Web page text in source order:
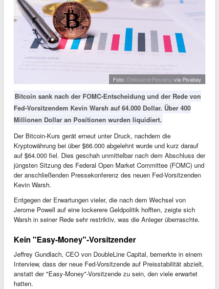
Foto: OleksandrPidvalnyivia Pixabay
Bitcoin sank nach der FOMC-Entscheidung und der Rede von
Fed-Vorsitzendem Kevin Warsh auf 64.000 Dollar. Über 400
Millionen Dollar an Positionen wurden liquidiert.
Der Bitcoin-Kurs gerät erneut unter Druck, nachdem die
Kryptowährung bei über $66.000 abgelehnt wurde und kurz darauf
auf $64.000 fiel. Dies geschah unmittelbar nach dem Abschluss der
jüngsten Sitzung des Federal Open Market Committee (FOMC) und
der anschließenden Pressekonferenz des neuen Fed-Vorsitzenden
Kevin Warsh.
Entgegen der Erwartungen vieler, die nach dem Wechsel von
Jerome Powell auf eine lockerere Geldpolitik hofften, zeigte sich
Warsh in seiner Rede sehr restriktiv, was die Anleger überraschte.
Kein "Easy-Money"-Vorsitzender
Jeffrey Gundlach, CEO von DoubleLine Capital, bemerkte in einem
Interview, dass der neue Fed-Vorsitzende auf Preisstabilität abzielt,
anstatt der "Easy-Money"-Vorsitzende zu sein, den viele erwartet
hatten.